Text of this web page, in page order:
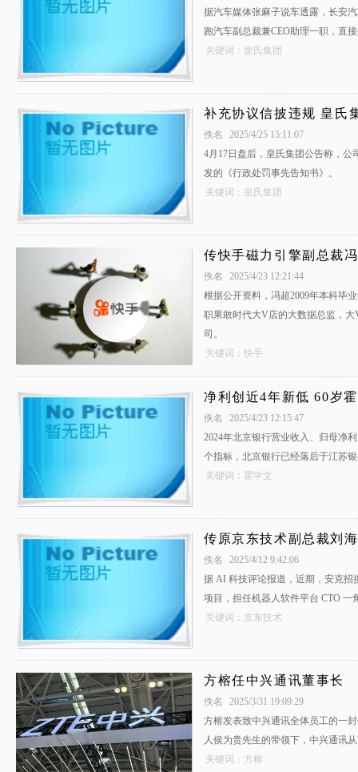
据汽车媒体张麻子说车透露，长安
跑汽车副总裁兼CEO助理一职，直
关键词：皇氏集团
补充协议信披违规 皇氏
佚名
2025/4/25 15:11:07
4月17日盘后，皇氏集团公告称，
发的《行政处罚事先告知书》。
关键词：皇氏集团
传快手磁力引擎副总裁
佚名
2025/4/23 12:21:44
根据公开资料，冯超2009年本科毕
职果敢时代大V店的大数据总监，
司。
关键词：快手
净利创近4年新低 60岁
佚名
2025/4/23 12:15:47
2024年北京银行营业收入、归母净
个指标，北京银行已经落后于江苏
关键词：霍学文
传原京东技术副总裁刘
佚名
2025/4/12 9:42:06
据 AI 科技评论报道，近期，安克招
项目，担任机器人软件平台 CTO 一
关键词：京东技术
方榕任中兴通讯董事长
佚名
2025/3/31 19:09:29
方榕发表致中兴通讯全体员工的一
人侯为贵先生的带领下，中兴通讯
关键词：方榕